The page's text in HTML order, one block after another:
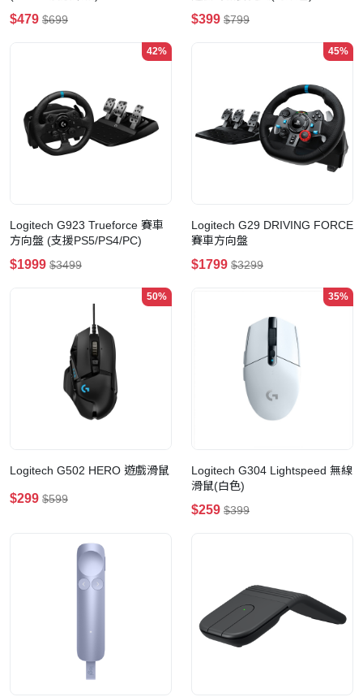
$479 $699 $399 $799
42%
Logitech G923 Trueforce 賽車
方向盤 (支援PS5/PS4/PC)
$1999 $3499
45%
Logitech G29 DRIVING FORCE
賽車方向盤
$1799 $3299
50%
Logitech G502 HERO 遊戲滑鼠
$299 $599
35%
Logitech G304 Lightspeed 無線
滑鼠(白色)
$259 $399